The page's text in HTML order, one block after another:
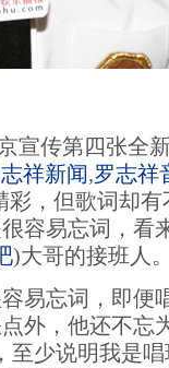
传第四张全
祥新闻,罗志祥
彩，但歌词却
容易忘词，看
)大哥的接班人
忘词，即便
外，他还不忘
至少说明我是